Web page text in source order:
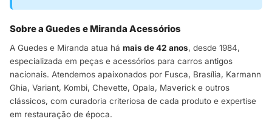
Sobre a Guedes e Miranda Acessórios
A Guedes e Miranda atua há mais de 42 anos, desde 1984,
especializada em peças e acessórios para carros antigos
nacionais. Atendemos apaixonados por Fusca, Brasília, Karmann
Ghia, Variant, Kombi, Chevette, Opala, Maverick e outros
clássicos, com curadoria criteriosa de cada produto e expertise
em restauração de época.